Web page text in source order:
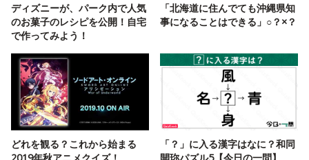
ディズニーが、パーク内で人気
のお菓子のレシピを公開！自宅
で作ってみよう！
「北海道に住んでても沖縄県知
事になることはできる」○？×？
どれを観る？これから始まる
「？」に入る漢字はなに？和同